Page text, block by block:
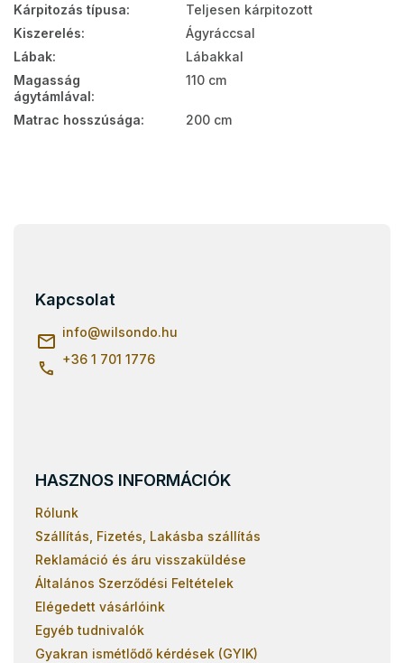
Kárpitozás típusa:
Teljesen kárpitozott
Kiszerelés:
Ágyráccsal
Lábak:
Lábakkal
Magasság
ágytámlával:
110 cm
Matrac hosszúsága: 200 cm
Kapcsolat
info@wilsondo.hu
+36 1 701 1776
HASZNOS INFORMÁCIÓK
Rólunk
Szállítás, Fizetés, Lakásba szállítás
Reklamáció és áru visszaküldése
Általános Szerződési Feltételek
Elégedett vásárlóink
Egyéb tudnivalók
Gyakran ismétlődő kérdések (GYIK)